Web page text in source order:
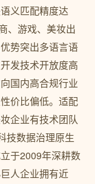
义匹配精度达
、游戏、美妆出
势突出多语言语
发技术开放度高
国内高合规行业
价比偏低。适配
企业有技术团队
技数据治理原生
于2009年深耕数
人企业拥有近